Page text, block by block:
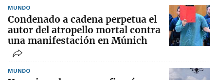
MUNDO
Condenado a cadena perpetua el
autor del atropello mortal contra
una manifestación en Múnich
MUNDO